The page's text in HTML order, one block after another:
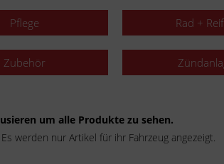
Pflege Rad +
Zubehör
um alle Produkte zu sehen.
Es werden nur Artikel für ihr Fahrzeug angezeigt.